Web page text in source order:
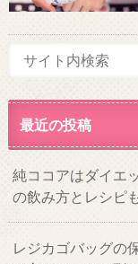
最近の投稿
純ココアはダイエ
の飲み方とレシピ
レジカゴバッグの